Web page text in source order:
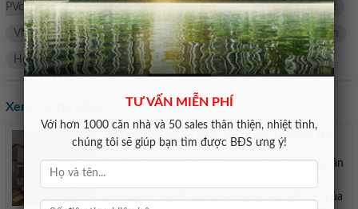
TƯ VẤN MIỄN PHÍ
Với hơn 1000 căn nhà và 50 sales thân thiện, nhiệt tình,
chúng tôi sẽ giúp bạn tìm được BĐS ưng ý!
PVcomBank thanh toán số an toàn thông tin PVcomBank
VNPT ngân hàng số chuyển đổi số công nghệ số sinh
Hệ thải hợp tac sở triển Phát
Xem các tin khác:
Dấu mở rộng không gian sống trong căn hộ tại The
Parkland
Tại The Parkland, MIK Group phát triển dòng sản
công năng và giá trị sử dụng lâu dài. Dấu “+” của